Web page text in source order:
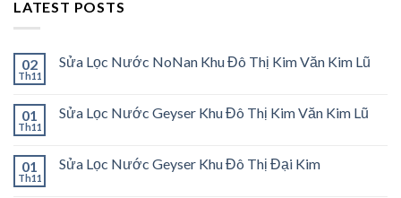
LATEST POSTS
02
Th11
Sửa Lọc Nước NoNan Khu Đô Thị Kim Văn Kim Lũ
01
Th11
Sửa Lọc Nước Geyser Khu Đô Thị Kim Văn Kim Lũ
01
Th11
Sửa Lọc Nước Geyser Khu Đô Thị Đại Kim